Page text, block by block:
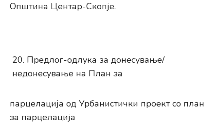
Општина Центар-Скопје.
Предлог-одлука за донесување/
недонесување на План за
парцелација од Урбанистички проект со план
за парцелација